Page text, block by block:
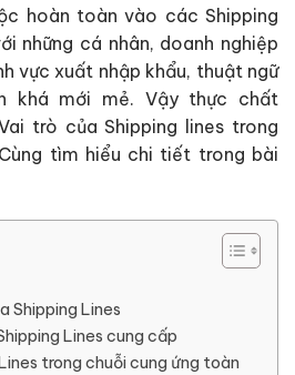
hoàn toàn vào các Shipping
những cá nhân, doanh nghiệp
vực xuất nhập khẩu, thuật ngữ
khá mới mẻ. Vậy thực chất
trò của Shipping lines trong
tìm hiểu chi tiết trong bài
Shipping Lines
Lines cung cấp
trong chuỗi cung ứng toàn